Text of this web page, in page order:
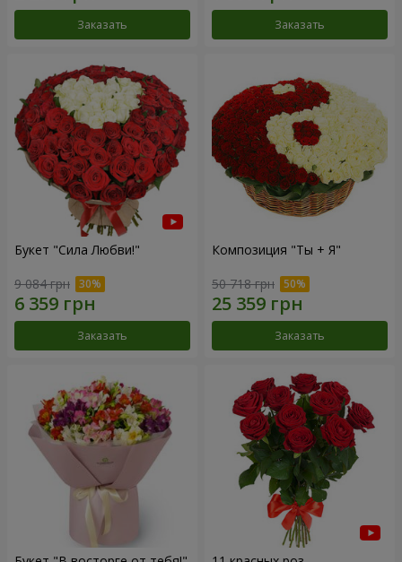
Заказать Заказать
Букет "Сила Любви!"
9 084 грн
Заказать
Композиция "Ты + Я"
50 718 грн
Заказать